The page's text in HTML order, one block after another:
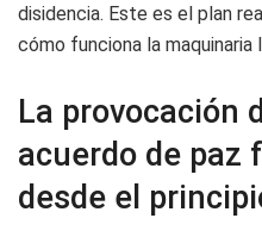
disidencia. Este es el plan
cómo funciona la maquinaria
La provocación
acuerdo de paz
desde el